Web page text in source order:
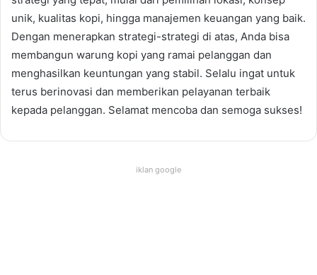
unik, kualitas kopi, hingga manajemen keuangan yang baik.
Dengan menerapkan strategi-strategi di atas, Anda bisa
membangun warung kopi yang ramai pelanggan dan
menghasilkan keuntungan yang stabil. Selalu ingat untuk
terus berinovasi dan memberikan pelayanan terbaik
kepada pelanggan. Selamat mencoba dan semoga sukses!
iklan google